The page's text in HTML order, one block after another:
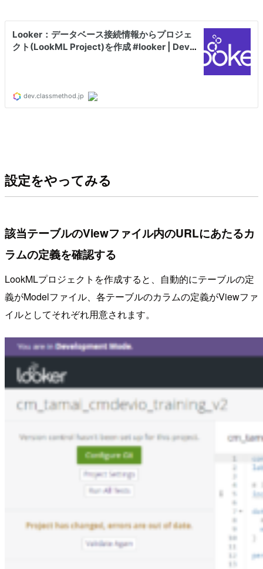
設定をやってみる
該当テーブルのViewファイル内のURLにあたるカ
ラムの定義を確認する
LookMLプロジェクトを作成すると、自動的にテーブルの定
義がModelファイル、各テーブルのカラムの定義がViewファ
イルとしてそれぞれ用意されます。